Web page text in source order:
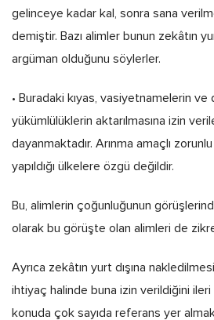
gelinceye kadar kal, sonra sana
demiştir. Bazı alimler bunun zekâtın
argüman olduğunu söylerler.
• Buradaki kıyas, vasiyetnamelerin ve
yükümlülüklerin aktarılmasına izin
dayanmaktadır. Arınma amaçlı zorunlu
yapıldığı ülkelere özgü değildir.
Bu, alimlerin çoğunluğunun
olarak bu görüşte olan alimleri de
Ayrıca zekâtın yurt dışına
ihtiyaç halinde buna izin verildiğini
konuda çok sayıda referans yer